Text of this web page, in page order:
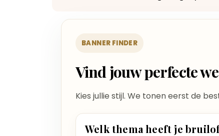
BANNER FINDER
Vind jouw perfecte
Kies jullie stijl. We tonen eerst de
Welk thema heeft je